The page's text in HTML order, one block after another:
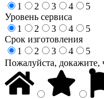
1
2 3 4
5
Уровень сервиса
1
2 3 4
5
Срок изготовления
1
2 3 4
5
Пожалуйста, докажите,